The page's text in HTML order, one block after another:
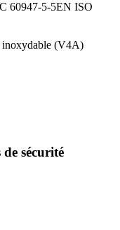
60947-5-5EN ISO
inoxydable (V4A)
sécurité